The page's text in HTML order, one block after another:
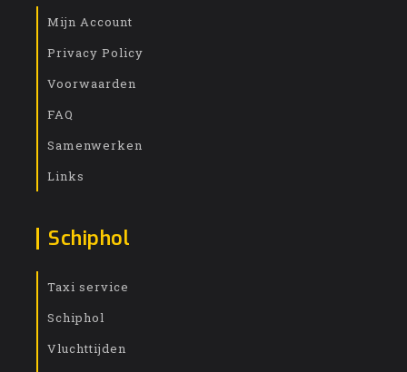
Mijn Account
Privacy Policy
Voorwaarden
FAQ
Samenwerken
Links
Schiphol
Taxi service
Schiphol
Vluchttijden